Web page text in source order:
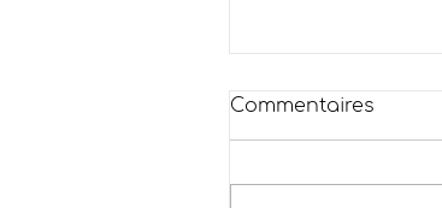
Commentaires